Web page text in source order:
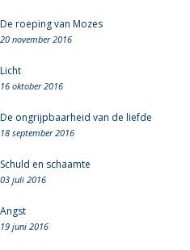
De roeping van Mozes
20 november 2016
Licht
16 oktober 2016
De ongrijpbaarheid van de liefde
18 september 2016
Schuld en schaamte
03 juli 2016
Angst
19 juni 2016